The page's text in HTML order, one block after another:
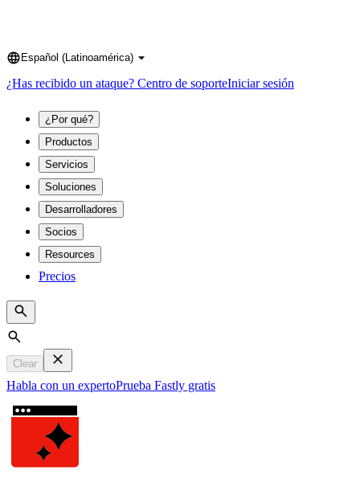
Language
Español (Latinoamérica)
¿Has recibido un ataque? Centro de soporteIniciar sesión
¿Por qué?
Productos
Servicios
Soluciones
Desarrolladores
Socios
Resources
Precios
Search
Clear
Habla con un expertoPrueba Fastly gratis